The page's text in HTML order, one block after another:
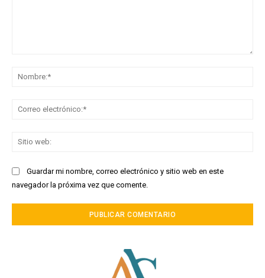
Guardar mi nombre, correo electrónico y sitio web en este
navegador la próxima vez que comente.